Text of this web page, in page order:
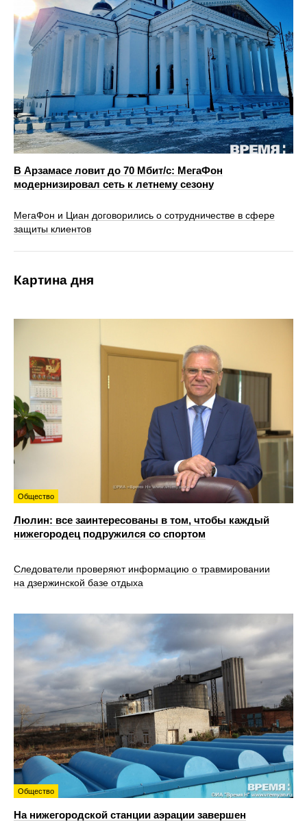
В Арзамасе ловит до 70 Мбит/с: МегаФон
модернизировал сеть к летнему сезону
МегаФон и Циан договорились о сотрудничестве в сфере
защиты клиентов
Картина дня
Общество
Люлин: все заинтересованы в том, чтобы каждый
нижегородец подружился со спортом
Следователи проверяют информацию о травмировании
на дзержинской базе отдыха
Общество
На нижегородской станции аэрации завершен